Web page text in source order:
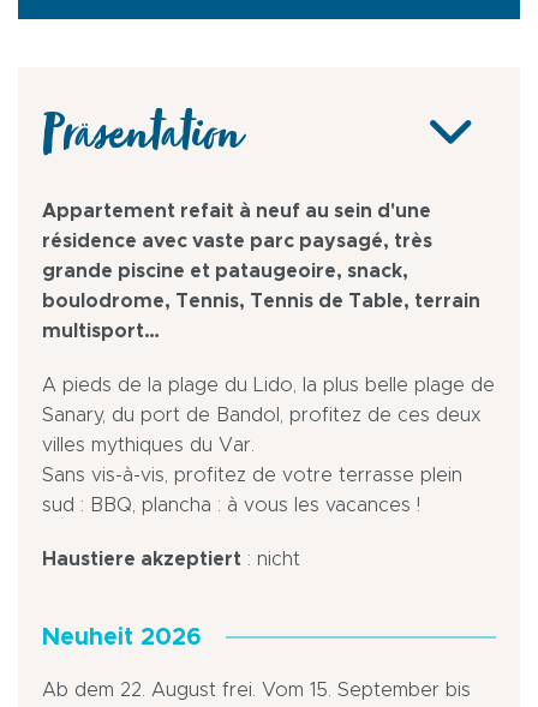
Präsentation
Appartement refait à neuf au sein d'une
résidence avec vaste parc paysagé, très
grande piscine et pataugeoire, snack,
boulodrome, Tennis, Tennis de Table, terrain
multisport…
A pieds de la plage du Lido, la plus belle plage de
Sanary, du port de Bandol, profitez de ces deux
villes mythiques du Var.
Sans vis-à-vis, profitez de votre terrasse plein
sud : BBQ, plancha : à vous les vacances !
Haustiere akzeptiert : nicht
Neuheit 2026
Ab dem 22. August frei. Vom 15. September bis